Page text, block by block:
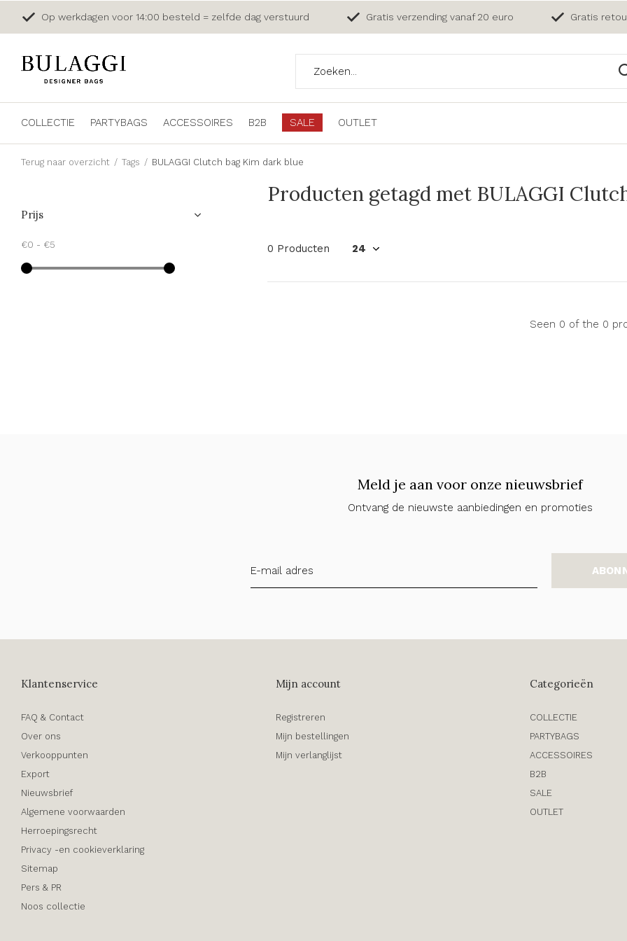
COLLECTIE PARTYBAGS ACCESSOIRES B2B SALE OUTLET
Op werkdagen voor 14:00 besteld = zelfde dag verstuurd Gratis verzending vanaf 20 euro Gratis
Terug naar overzicht Tags BULAGGI Clutch bag Kim dark blue
Producten getagd met BULAGGI
0 Producten
Seen 0 of the 0
Prijs
€0 - €5
Meld je aan voor onze nieuwsbrief
Ontvang de nieuwste aanbiedingen en promoties
Klantenservice
FAQ & Contact
Over ons
Verkooppunten
Export
Nieuwsbrief
Algemene voorwaarden
Herroepingsrecht
Privacy -en cookieverklaring
Sitemap
Pers & PR
Noos collectie
Mijn account
Registreren
Mijn bestellingen
Mijn verlanglijst
Categorieën
COLLECTIE
PARTYBAGS
ACCESSOIRES
B2B
SALE
OUTLET